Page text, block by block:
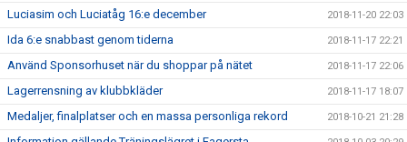
Luciasim och Luciatåg 16:e december 2018-11-20 22:03
Ida 6:e snabbast genom tiderna 2018-11-17 22:21
Använd Sponsorhuset när du shoppar på nätet 2018-11-17 22:06
Lagerrensning av klubbkläder 2018-11-17 18:07
Medaljer, finalplatser och en massa personliga rekord 2018-10-21 21:28